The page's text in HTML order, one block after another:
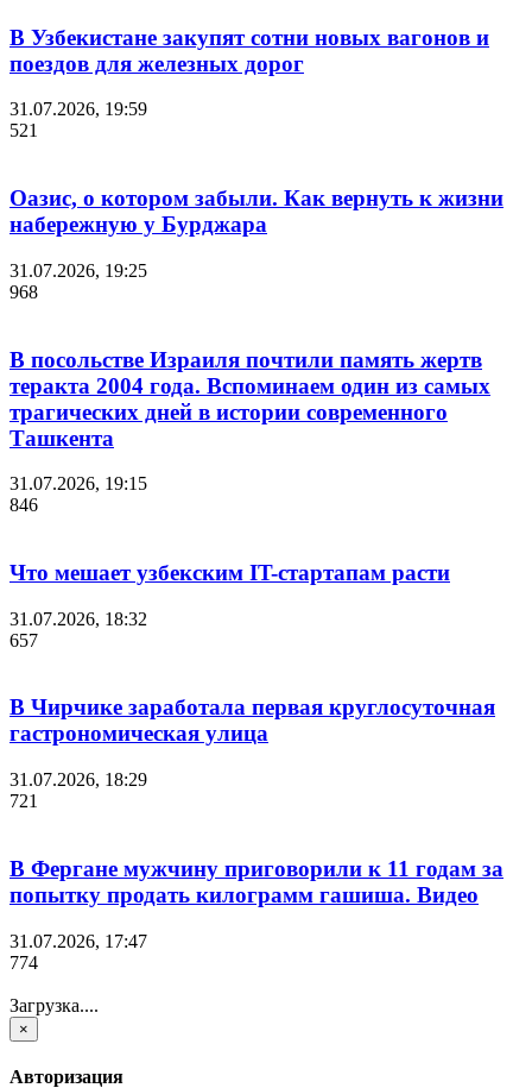
В Узбекистане закупят сотни новых вагонов и
поездов для железных дорог
31.07.2026, 19:59
521
Оазис, о котором забыли. Как вернуть к жизни
набережную у Бурджара
31.07.2026, 19:25
968
В посольстве Израиля почтили память жертв
теракта 2004 года. Вспоминаем один из самых
трагических дней в истории современного
Ташкента
31.07.2026, 19:15
846
Что мешает узбекским IT-стартапам расти
31.07.2026, 18:32
657
В Чирчике заработала первая круглосуточная
гастрономическая улица
31.07.2026, 18:29
721
В Фергане мужчину приговорили к 11 годам за
попытку продать килограмм гашиша. Видео
31.07.2026, 17:47
774
Загрузка....
×
Авторизация